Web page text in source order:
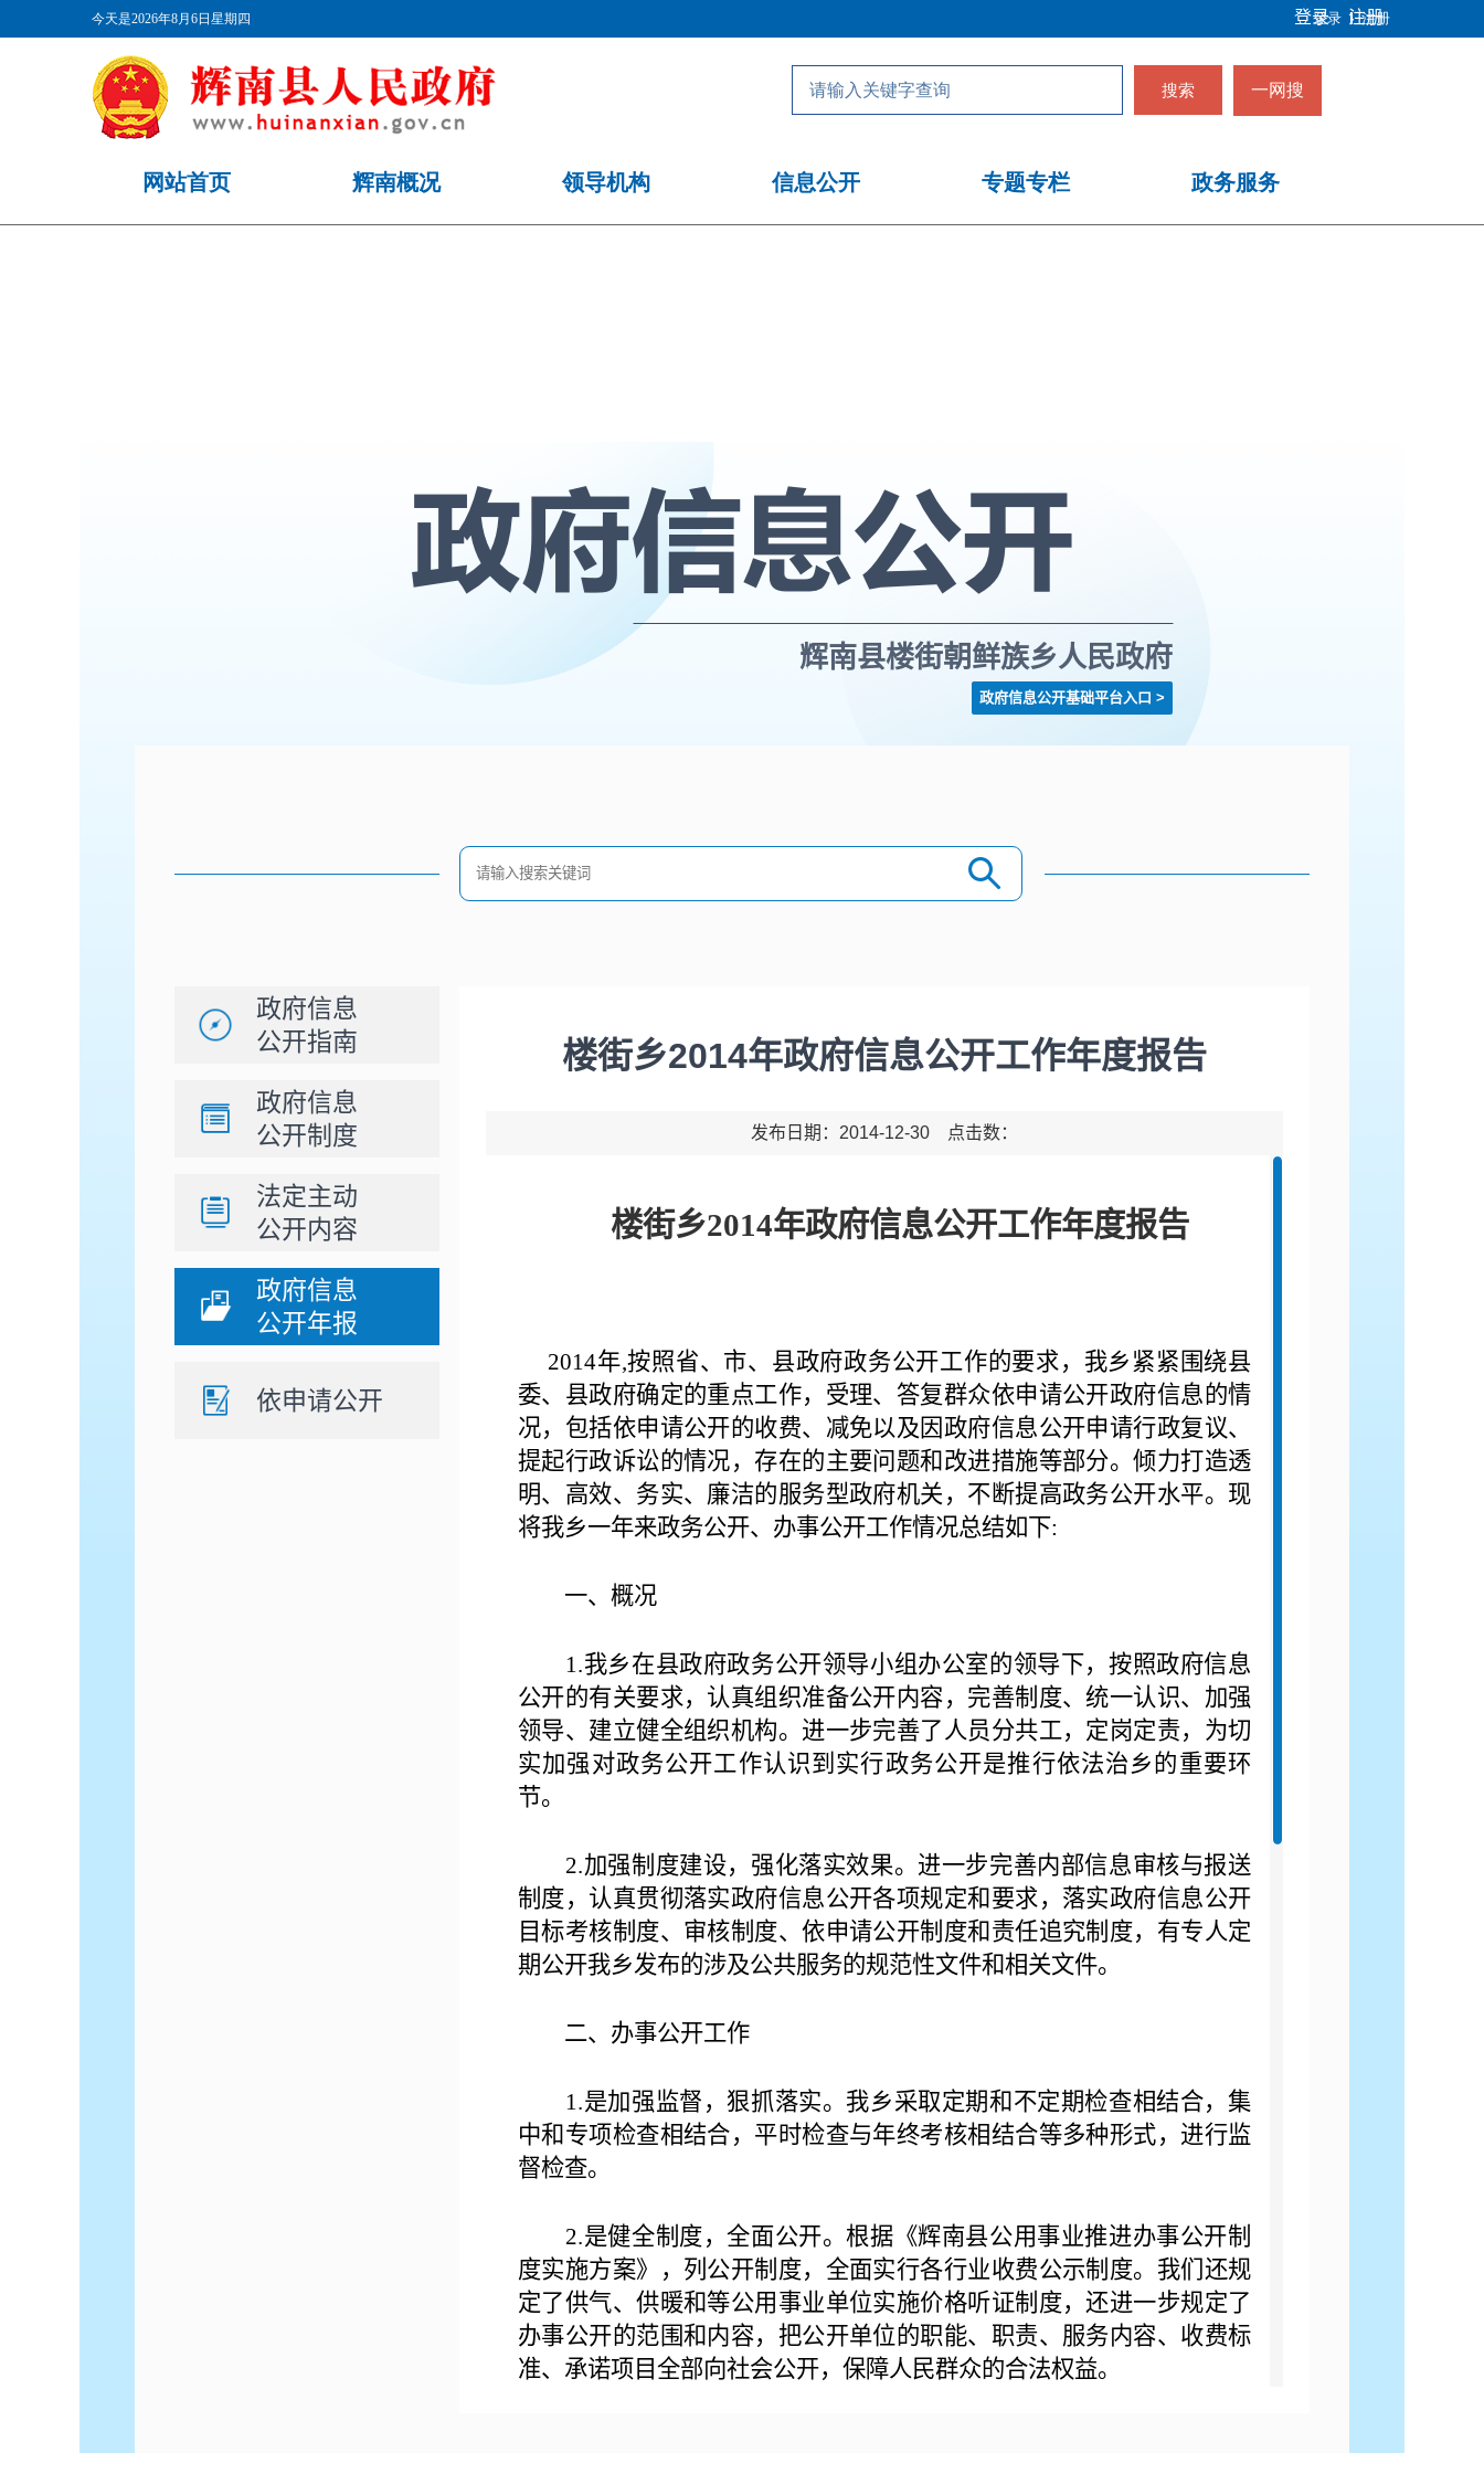
登录 注册
辉南县楼街朝鲜族乡人民政府
政府信息公开基础平台入口 >
政府信息
公开指南
政府信息
公开制度
法定主动
公开内容
政府信息
公开年报
依申请公开
楼街乡2014年政府信息公开工作年度报告
发布日期：2014-12-30 点击数：
楼街乡2014年政府信息公开工作年度报告
2014年,按照省、市、县政府政务公开工作的要求，我乡紧紧围绕县
委、县政府确定的重点工作，受理、答复群众依申请公开政府信息的情
况，包括依申请公开的收费、减免以及因政府信息公开申请行政复议、
提起行政诉讼的情况，存在的主要问题和改进措施等部分。倾力打造透
明、高效、务实、廉洁的服务型政府机关，不断提高政务公开水平。现
将我乡一年来政务公开、办事公开工作情况总结如下:
一、概况
1.我乡在县政府政务公开领导小组办公室的领导下，按照政府信息
公开的有关要求，认真组织准备公开内容，完善制度、统一认识、加强
领导、建立健全组织机构。进一步完善了人员分共工，定岗定责，为切
实加强对政务公开工作认识到实行政务公开是推行依法治乡的重要环
节。
2.加强制度建设，强化落实效果。进一步完善内部信息审核与报送
制度，认真贯彻落实政府信息公开各项规定和要求，落实政府信息公开
目标考核制度、审核制度、依申请公开制度和责任追究制度，有专人定
期公开我乡发布的涉及公共服务的规范性文件和相关文件。
二、办事公开工作
1.是加强监督，狠抓落实。我乡采取定期和不定期检查相结合，集
中和专项检查相结合，平时检查与年终考核相结合等多种形式，进行监
督检查。
2.是健全制度，全面公开。根据《辉南县公用事业推进办事公开制
度实施方案》，列公开制度，全面实行各行业收费公示制度。我们还规
定了供气、供暖和等公用事业单位实施价格听证制度，还进一步规定了
办事公开的范围和内容，把公开单位的职能、职责、服务内容、收费标
准、承诺项目全部向社会公开，保障人民群众的合法权益。